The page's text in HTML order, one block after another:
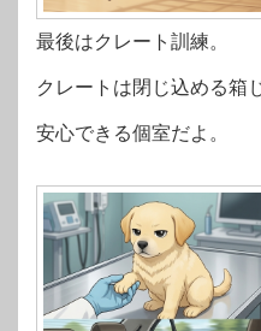
最後はクレート訓練。
クレートは閉じ込める箱
安心できる個室だよ。